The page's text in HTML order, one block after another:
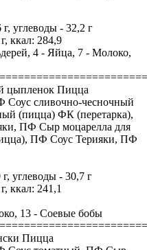
углеводы - 32,2 г
ккал: 284,9
4 - Яйца, 7 - Молоко,
цыпленок Пицца
сливочно-чесночный
(пицца) ФК (перетарка),
ПФ Сыр моцарелла для
ПФ Соус Терияки, ПФ
углеводы - 30,7 г
ккал: 241,1
13 - Соевые бобы
Пицца